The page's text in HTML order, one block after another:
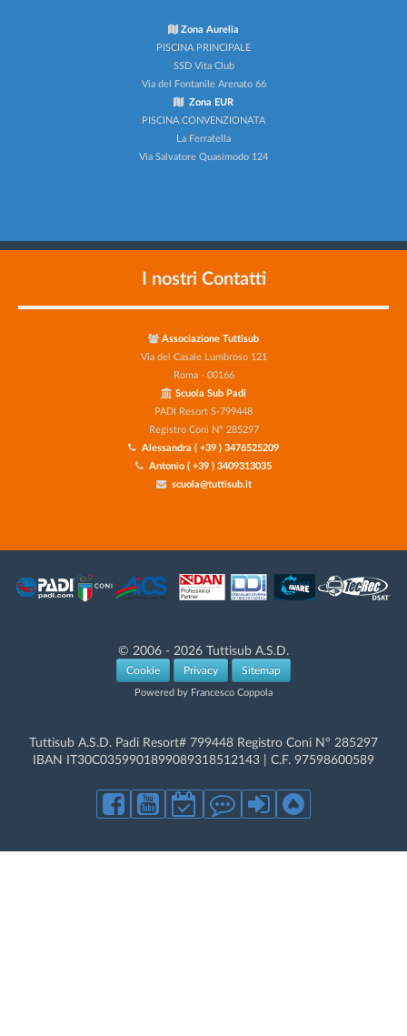
Zona Aurelia
PISCINA PRINCIPALE
SSD Vita Club
Via del Fontanile Arenato 66
Zona EUR
PISCINA CONVENZIONATA
La Ferratella
Via Salvatore Quasimodo 124
I nostri Contatti
Associazione Tuttisub
Via del Casale Lumbroso 121
Roma - 00166
Scuola Sub Padi
PADI Resort S-799448
Registro Coni N° 285297
Alessandra ( +39 ) 3476525209
Antonio ( +39 ) 3409313035
scuola@tuttisub.it
© 2006 - 2026 Tuttisub A.S.D.
Cookie Privacy Sitemap
Powered by Francesco Coppola
Tuttisub A.S.D. Padi Resort# 799448 Registro Coni N° 285297
IBAN IT30C0359901899089318512143 | C.F. 97598600589